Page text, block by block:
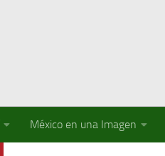
México en una Imagen